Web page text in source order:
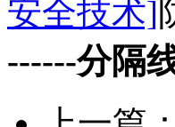
安全技术]
------分隔